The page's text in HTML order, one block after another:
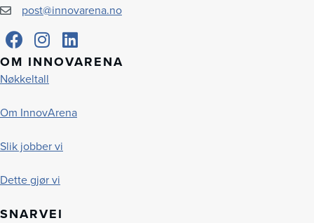
post@innovarena.no
OM INNOVARENA
Nøkkeltall
Om InnovArena
Slik jobber vi
Dette gjør vi
SNARVEI